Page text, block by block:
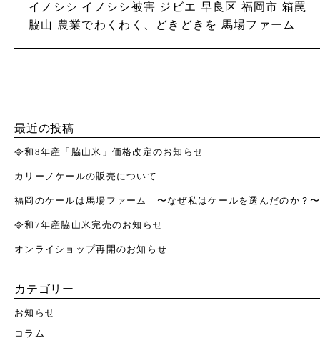
イノシシ イノシシ被害 ジビエ 早良区 福岡市 箱罠
脇山 農業でわくわく、どきどきを 馬場ファーム
最近の投稿
令和8年産「脇山米」価格改定のお知らせ
カリーノケールの販売について
福岡のケールは馬場ファーム 〜なぜ私はケールを選んだのか？〜
令和7年産脇山米完売のお知らせ
オンライショップ再開のお知らせ
カテゴリー
お知らせ
コラム